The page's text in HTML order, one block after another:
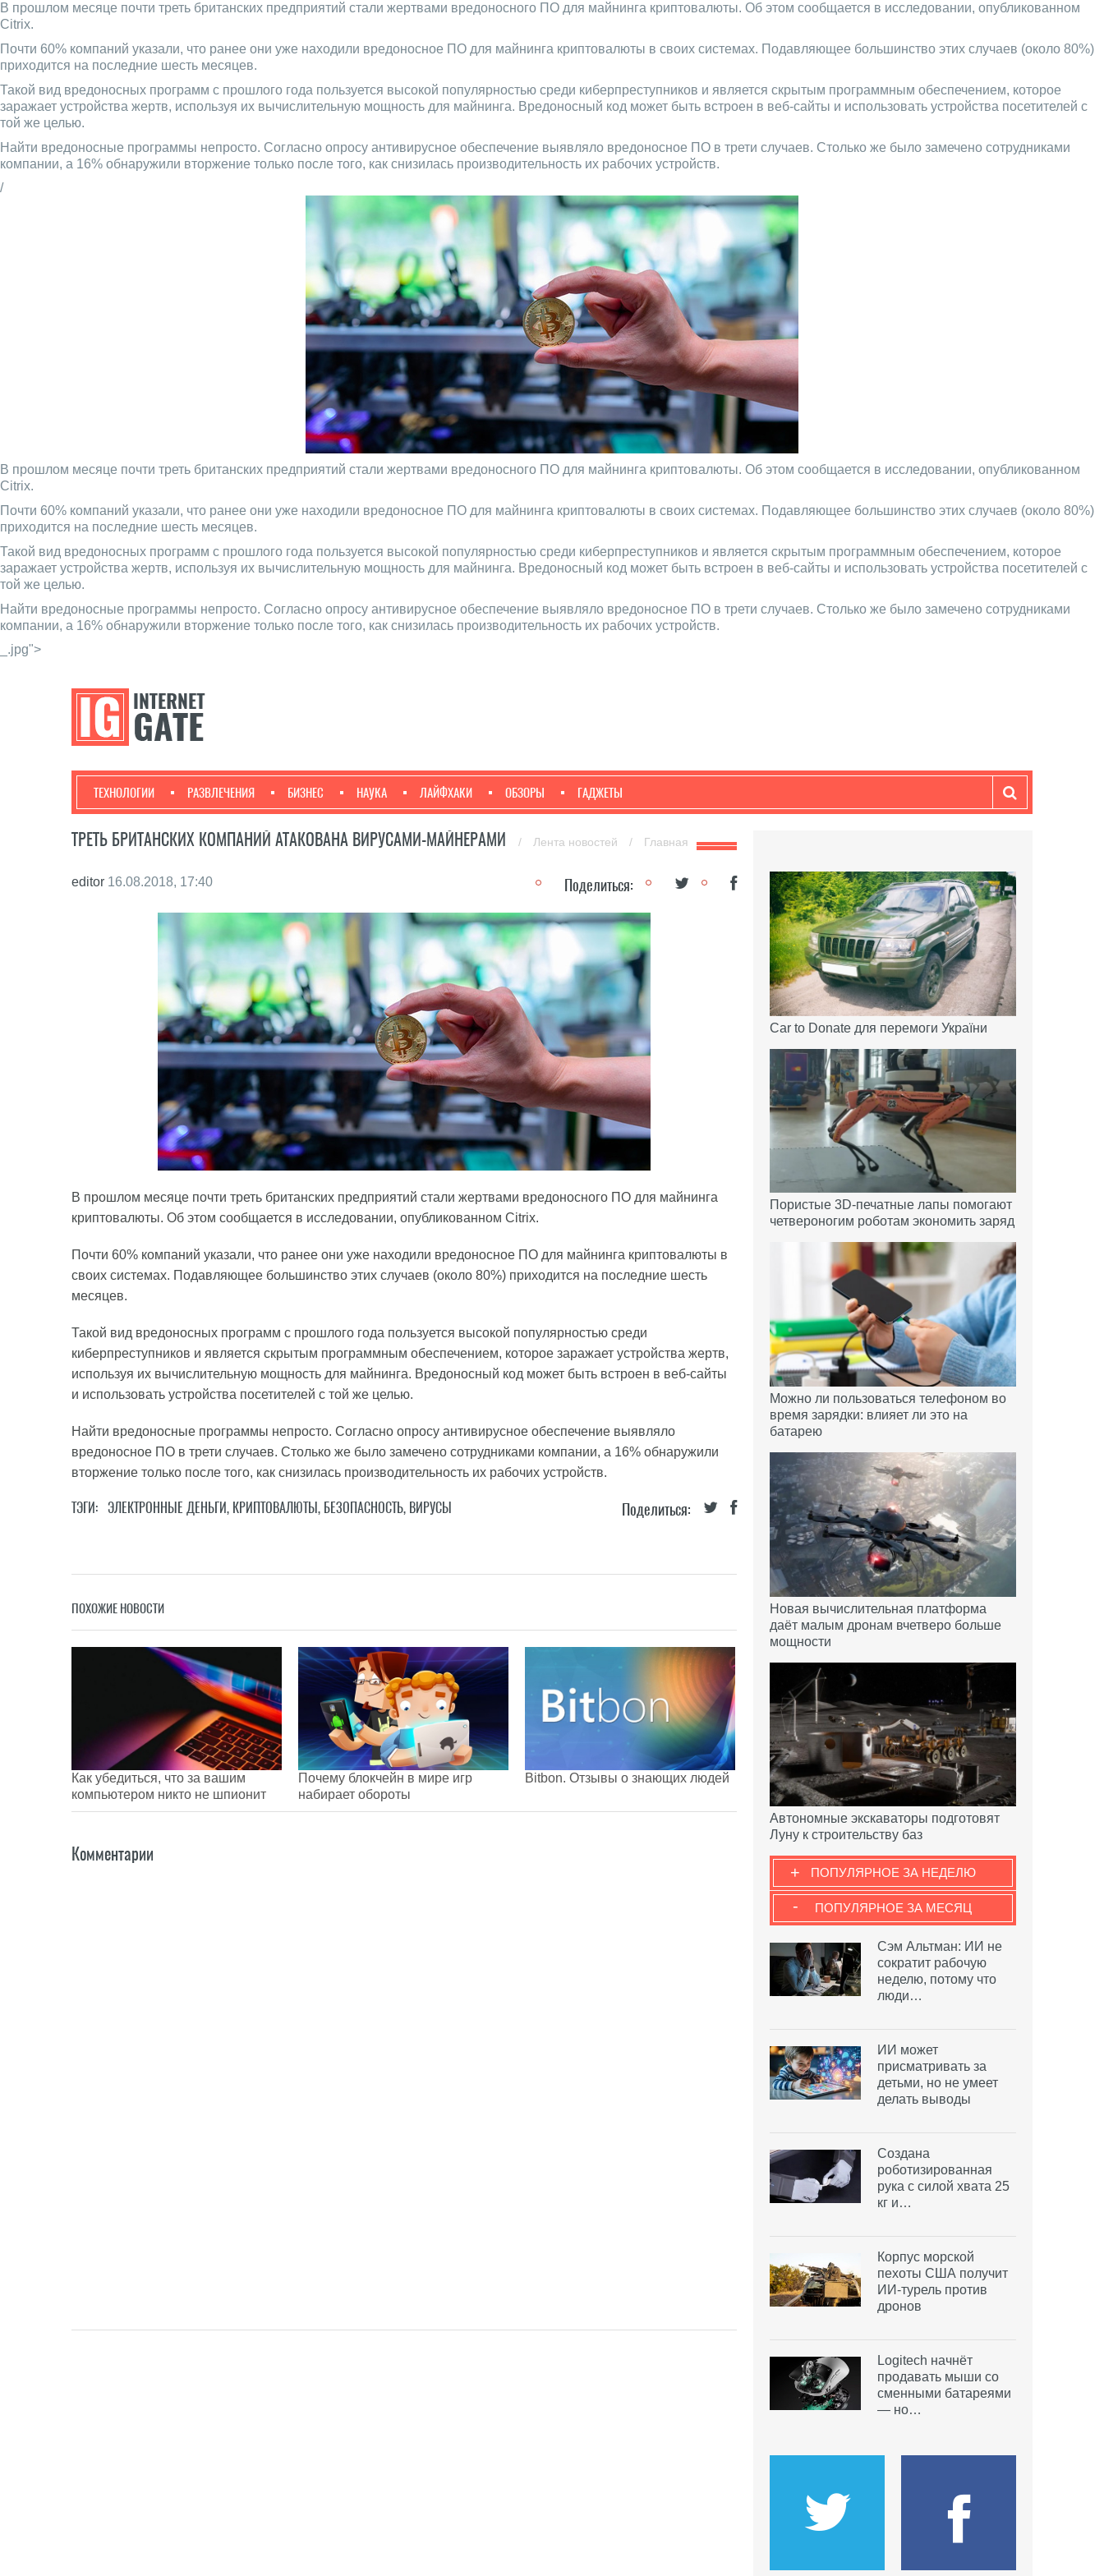
В прошлом месяце почти треть британских предприятий стали жертвами вредоносного ПО для майнинга криптовалюты. Об этом сообщается в исследовании, опубликованном
Citrix.
Почти 60% компаний указали, что ранее они уже находили вредоносное ПО для майнинга криптовалюты в своих системах. Подавляющее большинство этих случаев (около 80%)
приходится на последние шесть месяцев.
Такой вид вредоносных программ с прошлого года пользуется высокой популярностью среди киберпреступников и является скрытым программным обеспечением, которое
заражает устройства жертв, используя их вычислительную мощность для майнинга. Вредоносный код может быть встроен в веб-сайты и использовать устройства посетителей с
той же целью.
Найти вредоносные программы непросто. Согласно опросу антивирусное обеспечение выявляло вредоносное ПО в трети случаев. Столько же было замечено сотрудниками
компании, а 16% обнаружили вторжение только после того, как снизилась производительность их рабочих устройств.
/
В прошлом месяце почти треть британских предприятий стали жертвами вредоносного ПО для майнинга криптовалюты. Об этом сообщается в исследовании, опубликованном
Citrix.
Почти 60% компаний указали, что ранее они уже находили вредоносное ПО для майнинга криптовалюты в своих системах. Подавляющее большинство этих случаев (около 80%)
приходится на последние шесть месяцев.
Такой вид вредоносных программ с прошлого года пользуется высокой популярностью среди киберпреступников и является скрытым программным обеспечением, которое
заражает устройства жертв, используя их вычислительную мощность для майнинга. Вредоносный код может быть встроен в веб-сайты и использовать устройства посетителей с
той же целью.
Найти вредоносные программы непросто. Согласно опросу антивирусное обеспечение выявляло вредоносное ПО в трети случаев. Столько же было замечено сотрудниками
компании, а 16% обнаружили вторжение только после того, как снизилась производительность их рабочих устройств.
_.jpg">
ТЕХНОЛОГИИ РАЗВЛЕЧЕНИЯ БИЗНЕС НАУКА ЛАЙФХАКИ ОБЗОРЫ ГАДЖЕТЫ
ТРЕТЬ БРИТАНСКИХ КОМПАНИЙ АТАКОВАНА ВИРУСАМИ-МАЙНЕРАМИ / Лента новостей / Главная
editor 16.08.2018, 17:40 Поделиться:
В прошлом месяце почти треть британских предприятий стали жертвами вредоносного ПО для майнинга
криптовалюты. Об этом сообщается в исследовании, опубликованном Citrix.
Почти 60% компаний указали, что ранее они уже находили вредоносное ПО для майнинга криптовалюты в
своих системах. Подавляющее большинство этих случаев (около 80%) приходится на последние шесть
месяцев.
Такой вид вредоносных программ с прошлого года пользуется высокой популярностью среди
киберпреступников и является скрытым программным обеспечением, которое заражает устройства жертв,
используя их вычислительную мощность для майнинга. Вредоносный код может быть встроен в веб-сайты
и использовать устройства посетителей с той же целью.
Найти вредоносные программы непросто. Согласно опросу антивирусное обеспечение выявляло
вредоносное ПО в трети случаев. Столько же было замечено сотрудниками компании, а 16% обнаружили
вторжение только после того, как снизилась производительность их рабочих устройств.
Поделиться:
ТЭГИ: ЭЛЕКТРОННЫЕ ДЕНЬГИ, КРИПТОВАЛЮТЫ, БЕЗОПАСНОСТЬ, ВИРУСЫ
ПОХОЖИЕ НОВОСТИ
Как убедиться, что за вашим
компьютером никто не шпионит
Почему блокчейн в мире игр
набирает обороты
Bitbon. Отзывы о знающих людей
Комментарии
Car to Donate для перемоги України
Пористые 3D-печатные лапы помогают
четвероногим роботам экономить заряд
Можно ли пользоваться телефоном во
время зарядки: влияет ли это на
батарею
Новая вычислительная платформа
даёт малым дронам вчетверо больше
мощности
Автономные экскаваторы подготовят
Луну к строительству баз
ПОПУЛЯРНОЕ ЗА НЕДЕЛЮ
+
ПОПУЛЯРНОЕ ЗА МЕСЯЦ
-
Сэм Альтман: ИИ не
сократит рабочую
неделю, потому что
люди…
ИИ может
присматривать за
детьми, но не умеет
делать выводы
Создана
роботизированная
рука с силой хвата 25
кг и…
Корпус морской
пехоты США получит
ИИ-турель против
дронов
Logitech начнёт
продавать мыши со
сменными батареями
— но…